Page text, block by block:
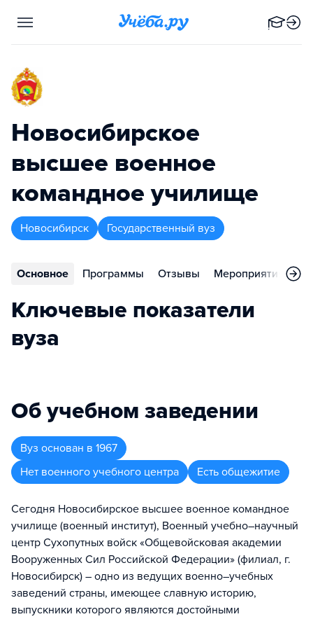
Новосибирское
высшее военное
командное училище
Новосибирск Государственный вуз
Основное Программы Отзывы Мероприятия
Ключевые показатели
вуза
Об учебном заведении
Вуз основан в 1967
Нет военного учебного центра
Есть общежитие
Сегодня Новосибирское высшее военное командное
училище (военный институт), Военный учебно–научный
центр Сухопутных войск «Общевойсковая академии
Вооруженных Сил Российской Федерации» (филиал, г.
Новосибирск) – одно из ведущих военно–учебных
заведений страны, имеющее славную историю,
выпускники которого являются достойными